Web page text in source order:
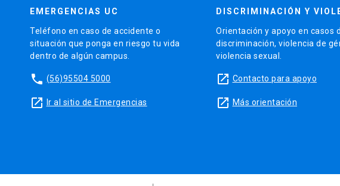
EMERGENCIAS UC
Teléfono en caso de accidente o
situación que ponga en riesgo tu vida
dentro de algún campus.
phone (56)95504 5000
launch Ir al sitio de Emergencias
DISCRIMINACIÓN Y
Orientación y apoyo en casos
discriminación, violencia de
violencia sexual.
launch Contacto para apoyo
launch Más orientación